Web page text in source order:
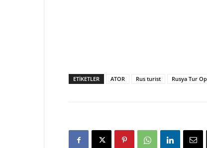
ETIKETLER ATOR Rus turist Rusya Tur